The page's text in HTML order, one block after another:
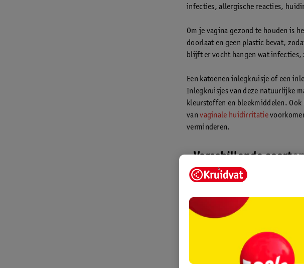
infecties, allergische reacties,
Om je vagina gezond te houden is
doorlaat en geen plastic bevat,
blijft er vocht hangen wat infecties,
Een katoenen inlegkruisje of een
Inlegkruisjes van deze natuurlijke
kleurstoffen en bleekmiddelen.
vanvaginale huidirritatie
verminderen.
Verschillende
inlegkruisjes
verschillen in grootte en
absorptievermogen. Daarnaast
nog keuze in de vorm en het
het inlegkruisje. Een inlegkruisje
in je ondergoed passen. Er zijn
inlegkruisjes voor verschillende